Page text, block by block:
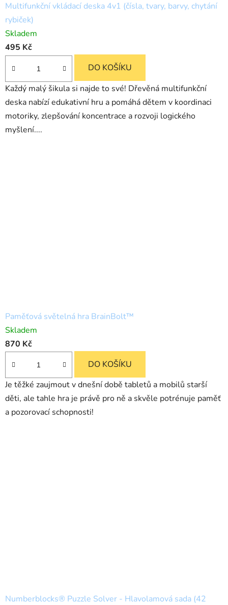
Multifunkční vkládací deska 4v1 (čísla, tvary, barvy, chytání
rybiček)
Skladem
495 Kč
DO KOŠÍKU
Každý malý šikula si najde to své! Dřevěná multifunkční
deska nabízí edukativní hru a pomáhá dětem v koordinaci
motoriky, zlepšování koncentrace a rozvoji logického
myšlení....
Paměťová světelná hra BrainBolt™
Skladem
870 Kč
DO KOŠÍKU
Je těžké zaujmout v dnešní době tabletů a mobilů starší
děti, ale tahle hra je právě pro ně a skvěle potrénuje paměť
a pozorovací schopnosti!
Numberblocks® Puzzle Solver - Hlavolamová sada (42